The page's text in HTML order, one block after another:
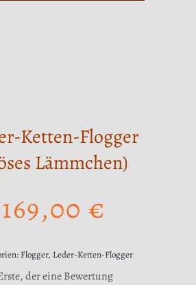
Ketten-Flogger
Lämmchen)
169,00€
Flogger, Leder-Ketten-Flogger
der eine Bewertung